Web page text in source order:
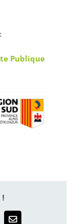
:
Publique
!